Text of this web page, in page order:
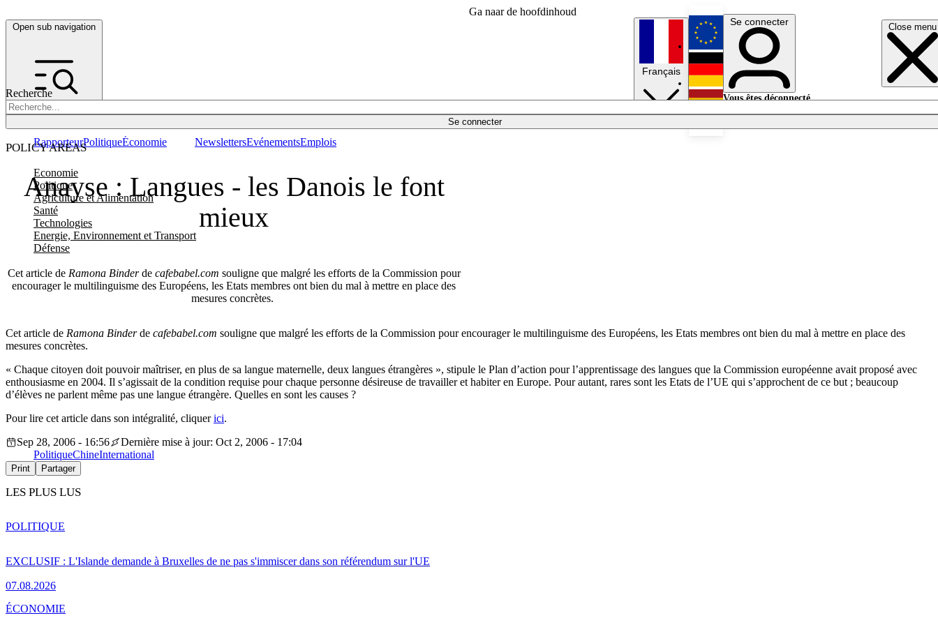
Ga naar de hoofdinhoud
Open sub navigation Close menu
Recherche
Se connecter
POLICY AREAS
Economie
Politique
Agriculture et Alimentation
Santé
Technologies
Energie, Environnement et Transport
Défense
RapporteurPolitiqueÉconomie NewslettersEvénementsEmplois
Français
English
Deutsch
Se connecter
Vous êtes déconnecté.
Anayse : Langues - les Danois le font
mieux
Cet article de Ramona Binderde cafebabel.com souligne que malgré les efforts de la Commission pour
encourager le multilinguisme des Européens, les Etats membres ont bien du mal à mettre en place des
mesures concrètes.
Cet article de Ramona Binderde cafebabel.com souligne que malgré les efforts de la Commission pour encourager le multilinguisme des Européens, les Etats membres ont bien du mal à mettre en place des
mesures concrètes.
« Chaque citoyen doit pouvoir maîtriser, en plus de sa langue maternelle, deux langues étrangères », stipule le Plan d’action pour l’apprentissage des langues que la Commission européenne avait proposé avec
enthousiasme en 2004. Il s’agissait de la condition requise pour chaque personne désireuse de travailler et habiter en Europe. Pour autant, rares sont les Etats de l’UE qui s’approchent de ce but ; beaucoup
d’élèves ne parlent même pas une langue étrangère. Quelles en sont les causes ?
Pour lire cet article dans son intégralité, cliquerici.
Sep 28, 2006 - 16:56
Dernière mise à jour: Oct 2, 2006 - 17:04
PolitiqueChineInternational
Print Partager
LES PLUS LUS
EXCLUSIF : L'Islande demande à Bruxelles de ne pas s'immiscer dans son référendum sur l'UE
07.08.2026
POLITIQUE
ÉCONOMIE